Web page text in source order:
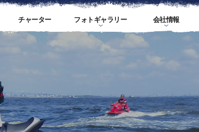
チャーター フォトギャラリー 会社情報